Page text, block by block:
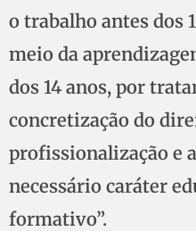
o trabalho antes dos
meio da
dos 14 anos, por
concretização do
profissionalização e
necessário caráter
formativo”.